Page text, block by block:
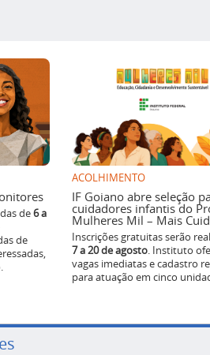
de6 a
de
ACOLHIMENTO
IF Goiano abre seleção
cuidadores infantis do
Mulheres Mil – Mais
Inscrições gratuitas serão
7 a 20 de agosto. Instituto
vagas imediatas e cadastro
para atuação em cinco